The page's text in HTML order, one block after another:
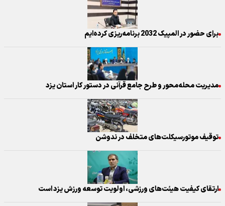
برای حضور در المپیک 2032 برنامه‌ریزی کرده‌ایم
مدیریت محله‌محور و طرح جامع قرآنی در دستور کار استان یزد
توقیف موتورسیکلت‌های متخلف در ندوشن
ارتقای کیفیت هیئت‌های ورزشی، اولویت توسعه ورزش یزد است